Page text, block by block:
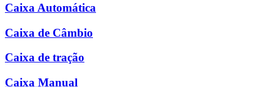
Caixa Automática
Caixa de Câmbio
Caixa de tração
Caixa Manual